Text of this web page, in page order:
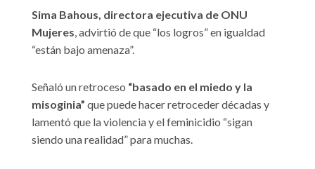
Sima Bahous, directora ejecutiva de ONU
Mujeres, advirtió de que “los logros” en igualdad
“están bajo amenaza”.
Señaló un retroceso “basado en el miedo y la
misoginia” que puede hacer retroceder décadas y
lamentó que la violencia y el feminicidio “sigan
siendo una realidad” para muchas.